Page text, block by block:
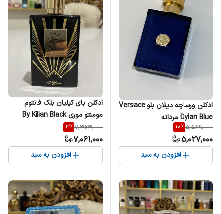
ادکلن ورساچه دیلان بلو Versace
Dylan Blue مردانه
5,589,000
10%
5,027,000
افزودن به سبد
ادکلن بای کیلیان بلک فانتوم
مومنتو موری By Kilian Black
Phantom زنانه مردانه
7,323,000
3%
7,061,000
افزودن به سبد